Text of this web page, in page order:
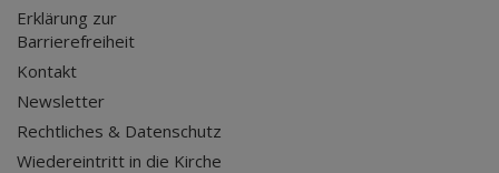
Erklärung zur
Barrierefreiheit
Kontakt
Newsletter
Rechtliches & Datenschutz
Wiedereintritt in die Kirche